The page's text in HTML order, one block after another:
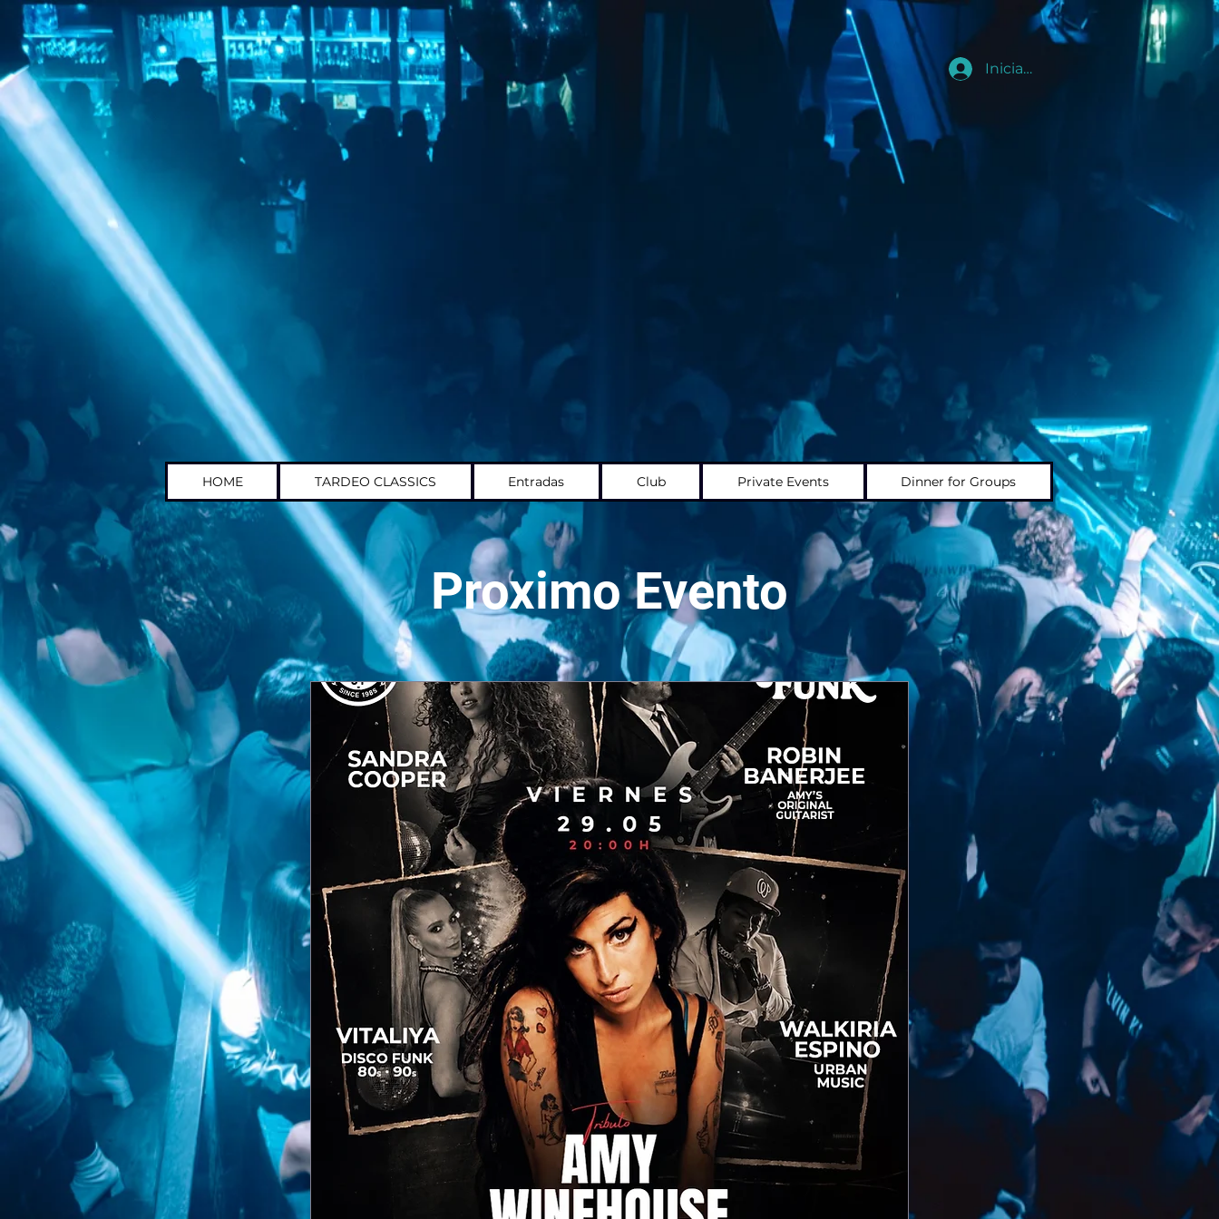
HOME TARDEO CLASSICS Entradas Club Private Events Dinner for Groups
Iniciar sesión
Proximo Evento